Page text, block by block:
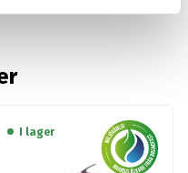
I lager